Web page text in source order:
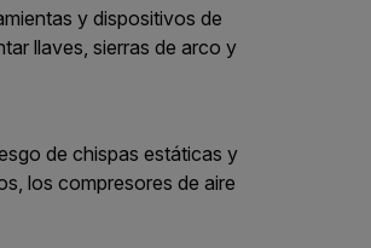
y dispositivos de
llaves, sierras de arco y
de chispas estáticas y
los compresores de aire